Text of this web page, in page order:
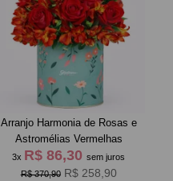
Arranjo Harmonia de Rosas e
Astromélias Vermelhas
3x R$ 86,30sem juros
R$ 370,90 R$ 258,90